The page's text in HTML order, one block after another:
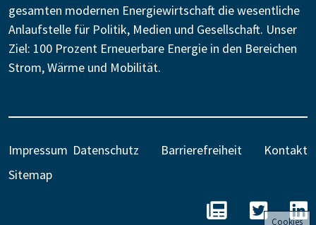
gesamten modernen Energiewirtschaft die wesentliche
Anlaufstelle für Politik, Medien und Gesellschaft. Unser
Ziel: 100 Prozent Erneuerbare Energie in den Bereichen
Strom, Wärme und Mobilität.
Impressum Datenschutz Barrierefreiheit
Kontakt
Sitemap
BEE - Unseren
BEE auf
Cookies